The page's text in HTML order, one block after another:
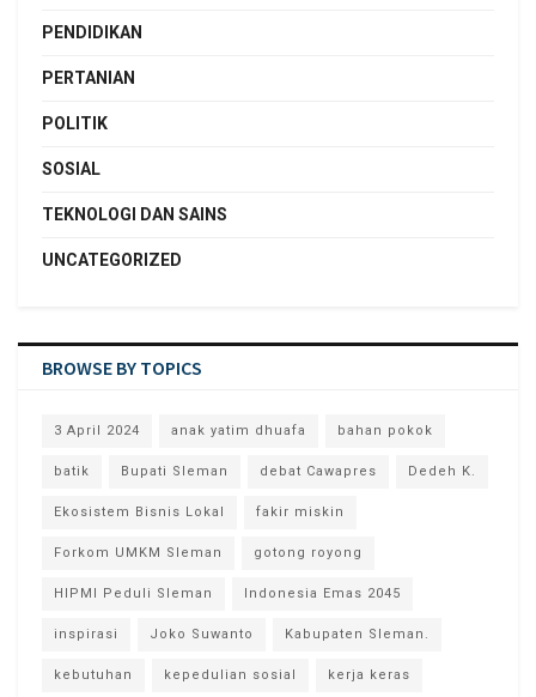
PENDIDIKAN
PERTANIAN
POLITIK
SOSIAL
TEKNOLOGI DAN SAINS
UNCATEGORIZED
BROWSE BY TOPICS
3 April 2024 anak yatim dhuafa bahan pokok
batik Bupati Sleman debat Cawapres Dedeh K.
Ekosistem Bisnis Lokal fakir miskin
Forkom UMKM Sleman gotong royong
HIPMI Peduli Sleman Indonesia Emas 2045
inspirasi Joko Suwanto Kabupaten Sleman.
kebutuhan kepedulian sosial kerja keras